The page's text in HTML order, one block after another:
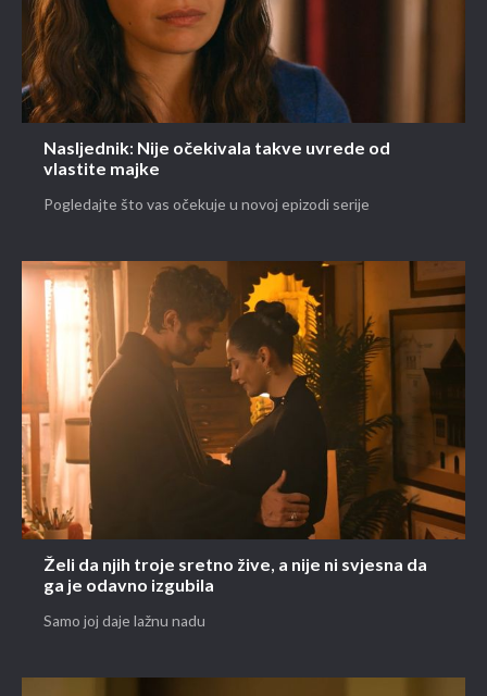
Nasljednik: Nije očekivala takve uvrede od
vlastite majke
Pogledajte što vas očekuje u novoj epizodi serije
Želi da njih troje sretno žive, a nije ni svjesna da
ga je odavno izgubila
Samo joj daje lažnu nadu